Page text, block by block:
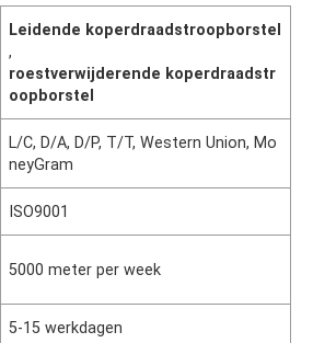
Leidende koperdraadstroopborstel
,
roestverwijderende koperdraadstr
oopborstel
L/C, D/A, D/P, T/T, Western Union, Mo
neyGram
ISO9001
5000 meter per week
5-15 werkdagen